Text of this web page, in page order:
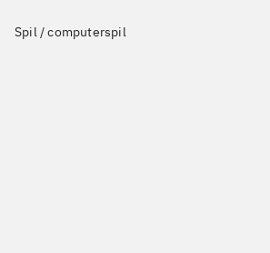
Spil / computerspil